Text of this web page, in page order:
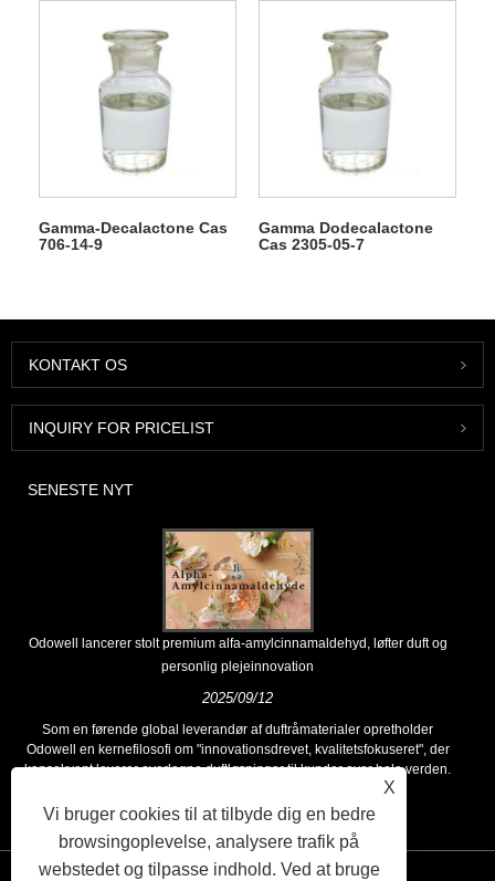
Gamma-Decalactone Cas
706-14-9
Gamma Dodecalactone
Cas 2305-05-7
KONTAKT OS
INQUIRY FOR PRICELIST
SENESTE NYT
Odowell lancerer stolt premium alfa-amylcinnamaldehyd, løfter duft og
personlig plejeinnovation
2025/09/12
Som en førende global leverandør af duftråmaterialer opretholder
Odowell en kernefilosofi om "innovationsdrevet, kvalitetsfokuseret", der
konsekvent leverer overlegne duftløsninger til kunder over hele verden.
X
Vi bruger cookies til at tilbyde dig en bedre
browsingoplevelse, analysere trafik på
webstedet og tilpasse indhold. Ved at bruge